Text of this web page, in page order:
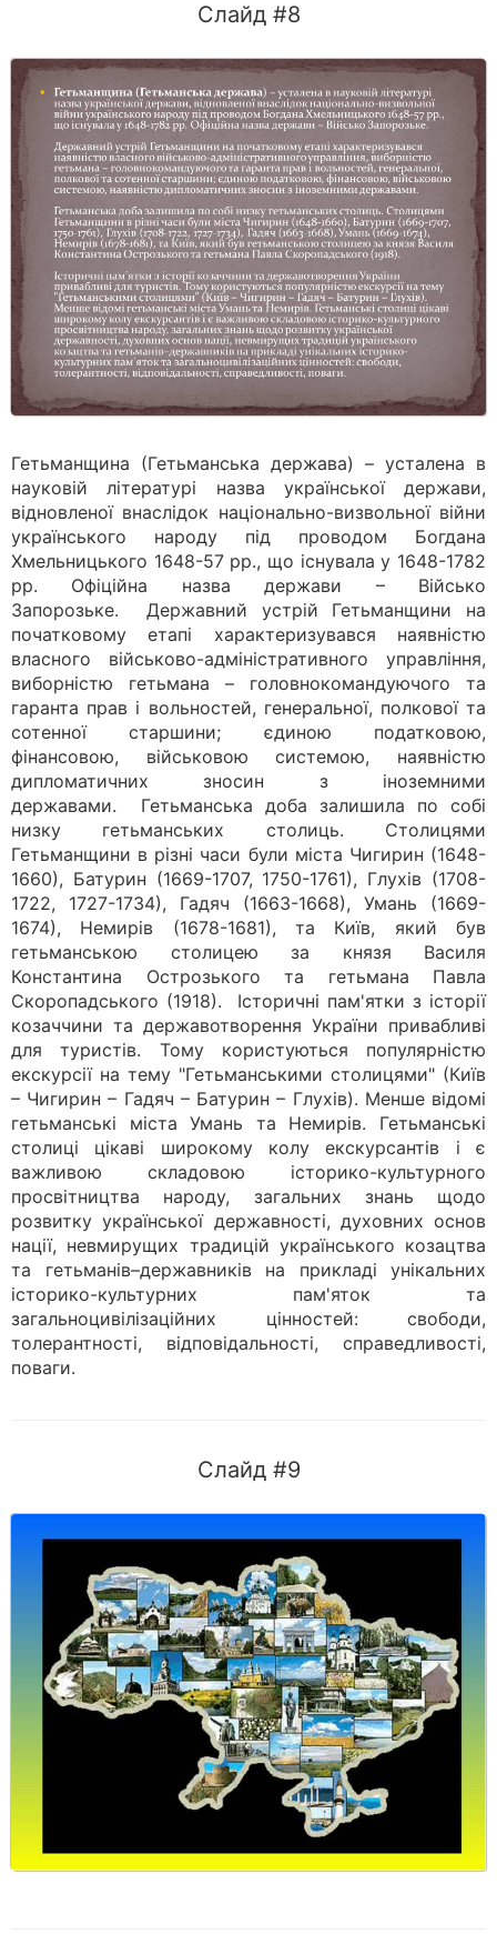
Слайд #8
Гетьманщина (Гетьманська держава) – усталена в
науковій літературі назва української держави,
відновленої внаслідок національно-визвольної війни
українського народу під проводом Богдана
Хмельницького 1648-57 рр., що існувала у 1648-1782
рр. Офіційна назва держави – Військо
Запорозьке. Державний устрій Гетьманщини на
початковому етапі характеризувався наявністю
власного військово-адміністративного управління,
виборністю гетьмана – головнокомандуючого та
гаранта прав і вольностей, генеральної, полкової та
сотенної старшини; єдиною податковою,
фінансовою, військовою системою, наявністю
дипломатичних зносин з іноземними
державами. Гетьманська доба залишила по собі
низку гетьманських столиць. Столицями
Гетьманщини в різні часи були міста Чигирин (1648-
1660), Батурин (1669-1707, 1750-1761), Глухів (1708-
1722, 1727-1734), Гадяч (1663-1668), Умань (1669-
1674), Немирів (1678-1681), та Київ, який був
гетьманською столицею за князя Василя
Константина Острозького та гетьмана Павла
Скоропадського (1918). Історичні пам'ятки з історії
козаччини та державотворення України привабливі
для туристів. Тому користуються популярністю
екскурсії на тему "Гетьманськими столицями" (Київ
– Чигирин – Гадяч – Батурин – Глухів). Менше відомі
гетьманські міста Умань та Немирів. Гетьманські
столиці цікаві широкому колу екскурсантів і є
важливою складовою історико-культурного
просвітництва народу, загальних знань щодо
розвитку української державності, духовних основ
нації, невмирущих традицій українського козацтва
та гетьманів–державників на прикладі унікальних
історико-культурних пам'яток та
загальноцивілізаційних цінностей: свободи,
толерантності, відповідальності, справедливості,
поваги.
Слайд #9